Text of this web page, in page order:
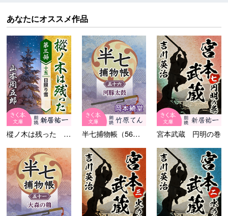
あなたにオススメ作品
樅ノ木は残った 第三部 ＜十... 半七捕物帳（56）河豚太鼓 宮本武蔵 円明の巻